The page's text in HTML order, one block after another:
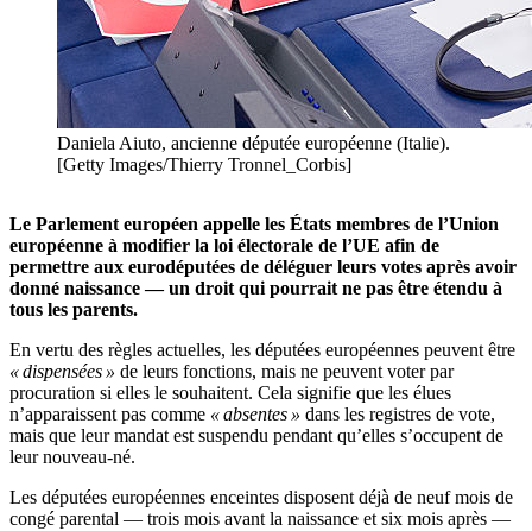
Daniela Aiuto, ancienne députée européenne (Italie).
[Getty Images/Thierry Tronnel_Corbis]
Le Parlement européen appelle les États membres de l’Union
européenne à modifier la loi électorale de l’UE afin de
permettre aux eurodéputées de déléguer leurs votes après avoir
donné naissance — un droit qui pourrait ne pas être étendu à
tous les parents.
En vertu des règles actuelles, les députées européennes peuvent être
« dispensées » de leurs fonctions, mais ne peuvent voter par
procuration si elles le souhaitent. Cela signifie que les élues
n’apparaissent pas comme « absentes » dans les registres de vote,
mais que leur mandat est suspendu pendant qu’elles s’occupent de
leur nouveau-né.
Les députées européennes enceintes disposent déjà de neuf mois de
congé parental — trois mois avant la naissance et six mois après —